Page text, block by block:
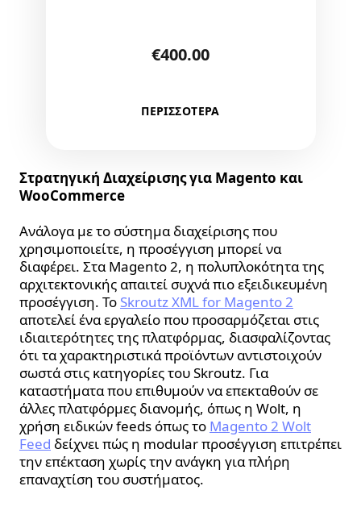
€400.00
ΠΕΡΙΣΣΟΤΕΡΑ
Στρατηγική Διαχείρισης για Magento και
WooCommerce
Ανάλογα με το σύστημα διαχείρισης που
χρησιμοποιείτε, η προσέγγιση μπορεί να
διαφέρει. Στα Magento 2, η πολυπλοκότητα της
αρχιτεκτονικής απαιτεί συχνά πιο εξειδικευμένη
προσέγγιση. Το Skroutz XML for Magento 2
αποτελεί ένα εργαλείο που προσαρμόζεται στις
ιδιαιτερότητες της πλατφόρμας, διασφαλίζοντας
ότι τα χαρακτηριστικά προϊόντων αντιστοιχούν
σωστά στις κατηγορίες του Skroutz. Για
καταστήματα που επιθυμούν να επεκταθούν σε
άλλες πλατφόρμες διανομής, όπως η Wolt, η
χρήση ειδικών feeds όπως το Magento 2 Wolt
Feed δείχνει πώς η modular προσέγγιση επιτρέπει
την επέκταση χωρίς την ανάγκη για πλήρη
επαναχτίση του συστήματος.